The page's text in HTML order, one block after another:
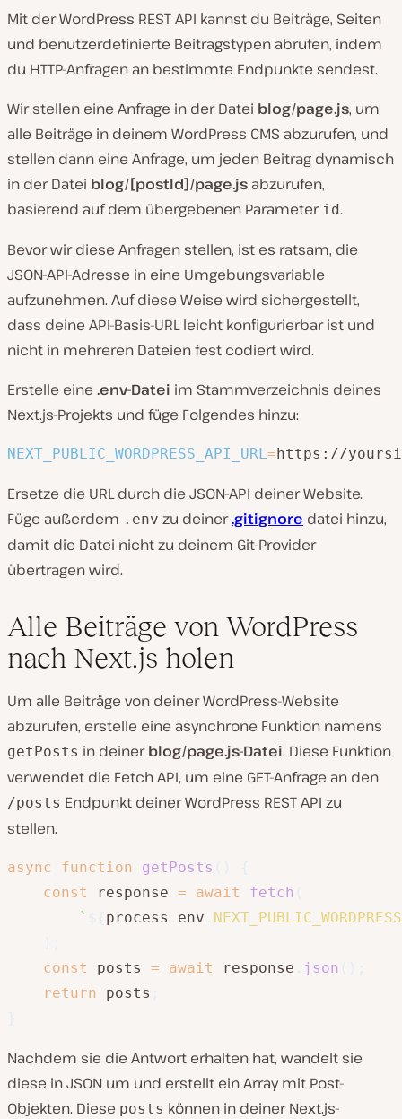
Mit der WordPress REST API kannst du Beiträge, Seiten
und benutzerdefinierte Beitragstypen abrufen, indem
du HTTP-Anfragen an bestimmte Endpunkte sendest.
Wir stellen eine Anfrage in der Datei blog/page.js, um
alle Beiträge in deinem WordPress CMS abzurufen, und
stellen dann eine Anfrage, um jeden Beitrag dynamisch
in der Datei blog/[postId]/page.js abzurufen,
basierend auf dem übergebenen Parameter id.
Bevor wir diese Anfragen stellen, ist es ratsam, die
JSON-API-Adresse in eine Umgebungsvariable
aufzunehmen. Auf diese Weise wird sichergestellt,
dass deine API-Basis-URL leicht konfigurierbar ist und
nicht in mehreren Dateien fest codiert wird.
Erstelle eine .env-Datei im Stammverzeichnis deines
Next.js-Projekts und füge Folgendes hinzu:
NEXT_PUBLIC_WORDPRESS_API_URL =https://
Ersetze die URL durch die JSON-API deiner Website.
Füge außerdem .env zu deiner.gitignore datei hinzu,
damit die Datei nicht zu deinem Git-Provider
übertragen wird.
Alle Beiträge von WordPress
nach Next.js holen
Um alle Beiträge von deiner WordPress-Website
abzurufen, erstelle eine asynchrone Funktion namens
getPosts in deinerblog/page.js-Datei. Diese Funktion
verwendet die Fetch API, um eine GET-Anfrage an den
/posts Endpunkt deiner WordPress REST API zu
stellen.
async function getPosts
const
response = await fetch
`
process env
const
posts = await response json
return posts
Nachdem sie die Antwort erhalten hat, wandelt sie
diese in JSON um und erstellt ein Array mit Post-
Objekten. Diese posts können in deiner Next.js-